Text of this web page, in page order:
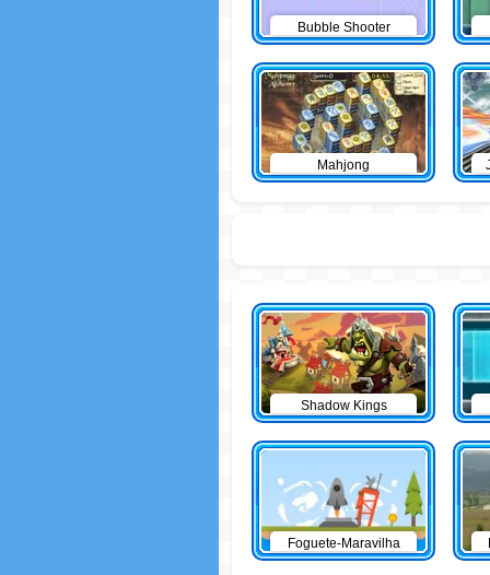
Bubble Shooter
Mahjong
Shadow Kings
Foguete-Maravilha